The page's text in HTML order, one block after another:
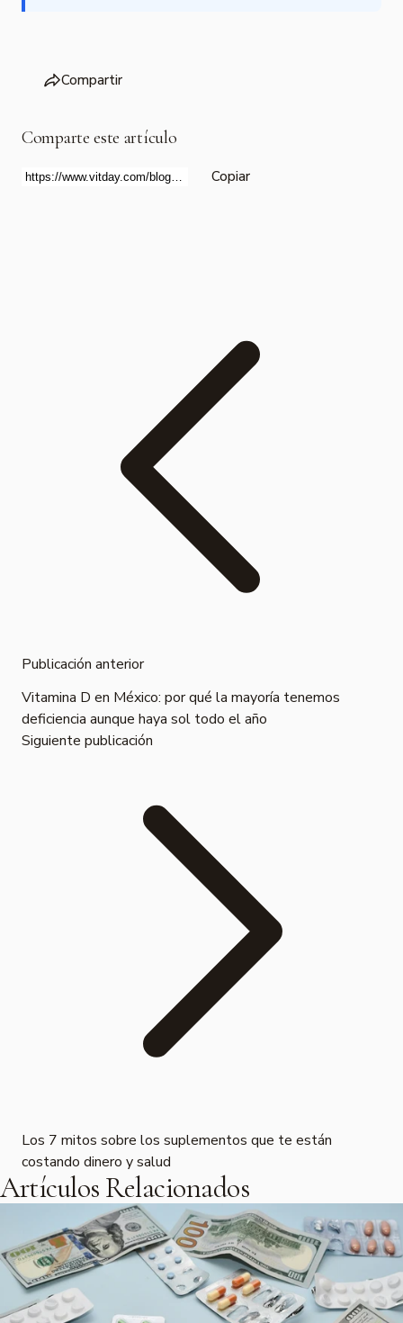
Compartir
Comparte este artículo
Copiar
Publicación anterior
Vitamina D en México: por qué la mayoría tenemos
deficiencia aunque haya sol todo el año
Siguiente publicación
Los 7 mitos sobre los suplementos que te están
costando dinero y salud
Artículos Relacionados